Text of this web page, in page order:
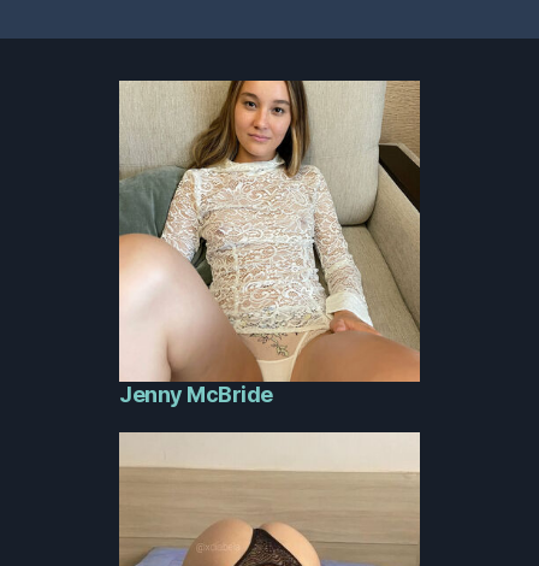
Jenny McBride